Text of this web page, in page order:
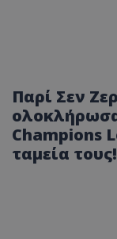
Παρί Σεν
Champions
ταμεία τους!